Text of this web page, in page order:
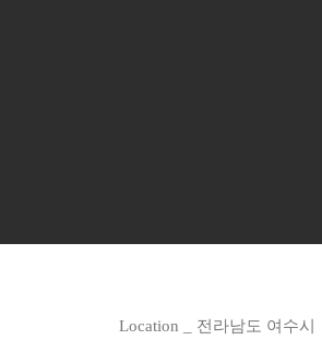
Location _ 전라남도 여수시